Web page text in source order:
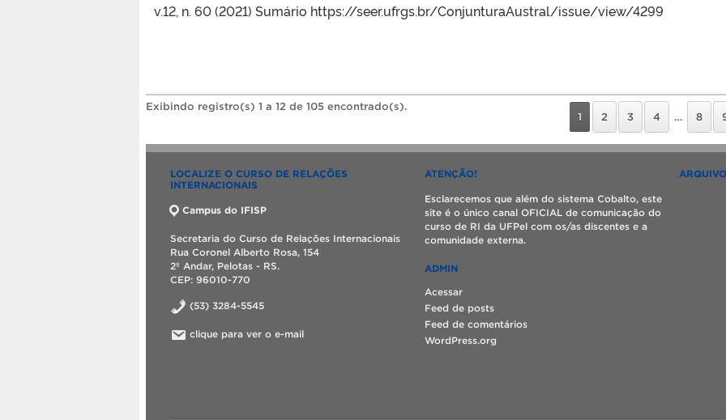
v.12, n. 60 (2021) Sumário https://seer.ufrgs.br/ConjunturaAustral/issue/view/4299
Exibindo registro(s) 1 a 12 de 105 encontrado(s).
1
2 3 4 … 8
LOCALIZE O CURSO DE RELAÇÕES
INTERNACIONAIS
Campus do IFISP
Secretaria do Curso de Relações Internacionais
Rua Coronel Alberto Rosa, 154
2º Andar, Pelotas - RS.
CEP: 96010-770
(53) 3284-5545
clique para ver o e-mail
ATENÇÃO!
Esclarecemos que além do sistema Cobalto, este
site é o único canal OFICIAL de comunicação do
curso de RI da UFPel com os/as discentes e a
comunidade externa.
ADMIN
Acessar
Feed de posts
Feed de comentários
WordPress.org
ARQUIVO